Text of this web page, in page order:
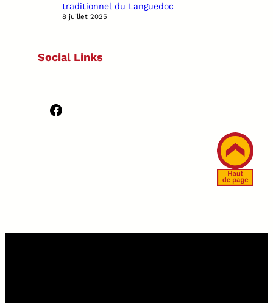
traditionnel du Languedoc
8 juillet 2025
Social Links
Facebook